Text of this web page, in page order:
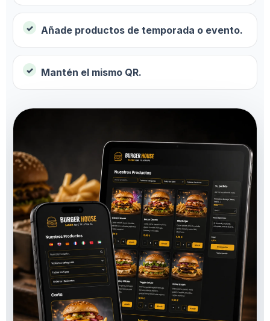
Añade productos de temporada o evento.
Mantén el mismo QR.